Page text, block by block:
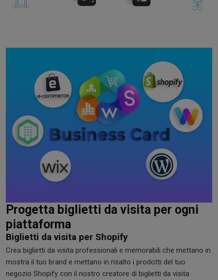
Progetta biglietti da visita per ogni
piattaforma
Biglietti da visita per Shopify
Crea biglietti da visita professionali e memorabili che mettano in
mostra il tuo brand e mettano in risalto i prodotti del tuo
negozio Shopify con il nostro creatore di biglietti da visita